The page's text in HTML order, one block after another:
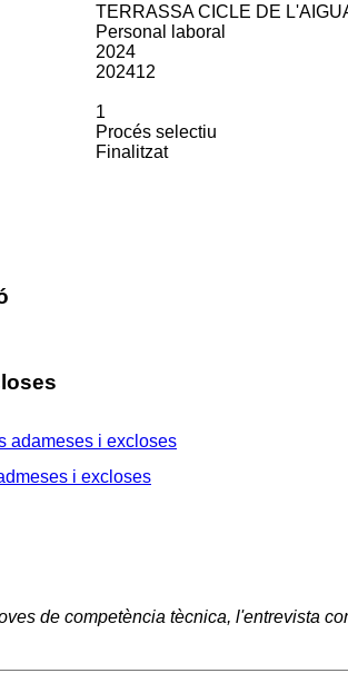
TERRASSA CICLE DE
Personal laboral
2024
202412
1
Procés selectiu
Finalitzat
adameses i excloses
i excloses
de competència tècnica, l'entrevista